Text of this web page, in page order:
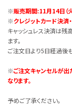
※販売期間:11月14日（
※クレジットカード決済
キャッシュレス決済は
ます。
ご注文日より5日経過後
※ご注文キャンセルが出
なります。
予めご了承ください。